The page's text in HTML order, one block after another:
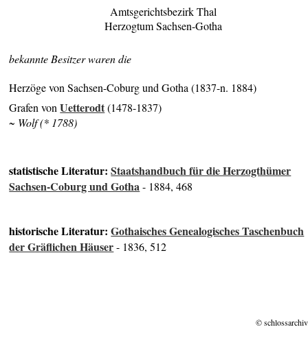
Amtsgerichtsbezirk Thal
Herzogtum Sachsen-Gotha
bekannte Besitzer waren die
Herzöge von Sachsen-Coburg und Gotha (1837-n. 1884)
Grafen vonUetterodt(1478-1837)
~ Wolf (* 1788)
statistische Literatur:Staatshandbuch für die Herzogthümer
Sachsen-Coburg und Gotha- 1884, 468
historische Literatur:Gothaisches Genealogisches Taschenbuch
der Gräflichen Häuser- 1836, 512
©